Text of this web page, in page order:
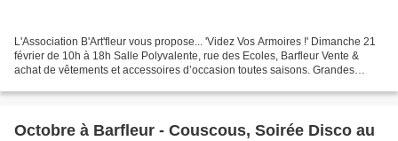
L'Association B'Art'fleur vous propose... 'Videz Vos Armoires !' Dimanche 21
février de 10h à 18h Salle Polyvalente, rue des Ecoles, Barfleur Vente &
achat de vêtements et accessoires d’occasion toutes saisons. Grandes
Octobre à Barfleur - Couscous, Soirée Disco au